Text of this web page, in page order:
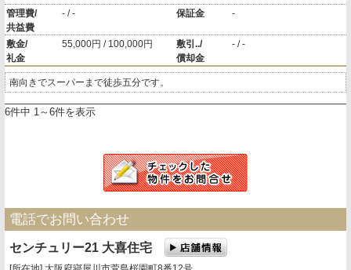
管理費/
共益費
- / - 保証金 -
敷金/
礼金
55,000円 / 100,000円
敷引../
償却金
- / -
南向きでスーパーまで徒歩五分です。
6件中 1～6件を表示
電話でお問い合わせ
センチュリー21 大喜住宅